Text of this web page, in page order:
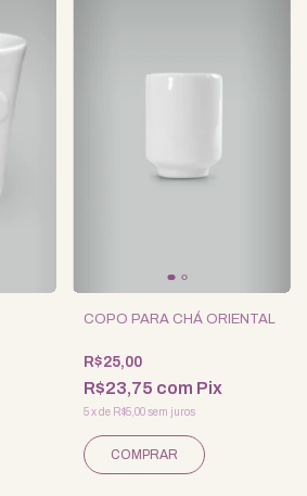
COPO PARA CHÁ ORIENTAL
R$25,00
R$23,75 com Pix
5 xde R$5,00 sem juros